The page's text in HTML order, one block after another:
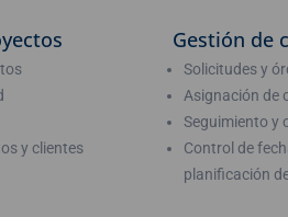
y clientes
Gestión de
Solicitudes y
Asignación de
Seguimiento y
Control de
planificación